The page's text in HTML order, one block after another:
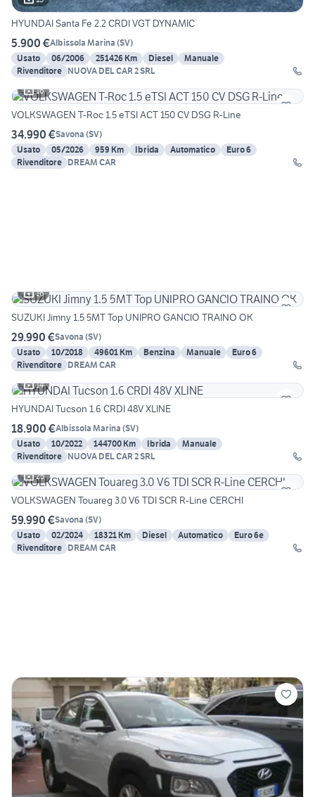
HYUNDAI Santa Fe 2.2 CRDI VGT DYNAMIC
5.900 €Albissola Marina (SV)
Usato
06/2006 251426 Km Diesel
Manuale
Rivenditore NUOVA DEL CAR 2 SRL
16
VOLKSWAGEN T-Roc 1.5 eTSI ACT 150 CV DSG R-Line
34.990 €Savona (SV)
Usato
05/2026 959 Km Ibrida Automatico
Euro 6
Rivenditore DREAM CAR
16
SUZUKI Jimny 1.5 5MT Top UNIPRO GANCIO TRAINO OK
29.990 €Savona (SV)
Usato
10/2018 49601 Km Benzina Manuale
Euro 6
Rivenditore DREAM CAR
14
HYUNDAI Tucson 1.6 CRDI 48V XLINE
18.900 €Albissola Marina (SV)
Usato
10/2022 144700 Km Ibrida
Manuale
Rivenditore NUOVA DEL CAR 2 SRL
25
VOLKSWAGEN Touareg 3.0 V6 TDI SCR R-Line CERCHI
59.990 €Savona (SV)
Usato
02/2024 18321 Km Diesel Automatico
Euro 6e
Rivenditore DREAM CAR